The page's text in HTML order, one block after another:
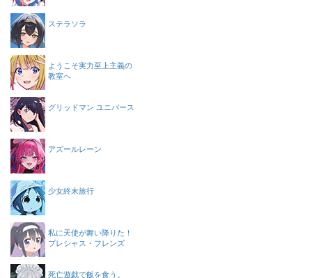
ステラソラ
ようこそ実力至上主義の
教室へ
グリッドマン ユニバース
アズールレーン
少女終末旅行
私に天使が舞い降りた！
プレシャス・フレンズ
死亡遊戯で飯を食う。